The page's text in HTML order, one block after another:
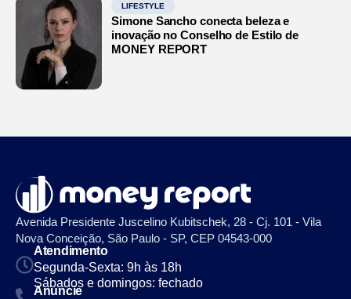
LIFESTYLE
Simone Sancho conecta beleza e
inovação no Conselho de Estilo de
MONEY REPORT
Avenida Presidente Juscelino Kubitschek, 28 - Cj. 101 - Vila
Nova Conceição, São Paulo - SP, CEP 04543-000
Atendimento
Segunda-Sexta: 9h às 18h
Sábados e domingos: fechado
Anuncie